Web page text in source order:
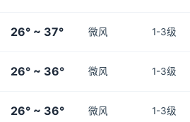
26° ~ 37° 微风 1-3级
26° ~ 36° 微风 1-3级
26° ~ 36° 微风 1-3级